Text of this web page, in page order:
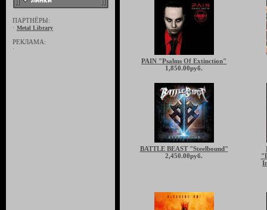
ПАРТНЁРЫ:
· Metal Library
РЕКЛАМА:
·
PAIN "Psalms Of Extinction"
1,850.00руб.
BATTLE BEAST "Steelbound"
2,450.00руб.